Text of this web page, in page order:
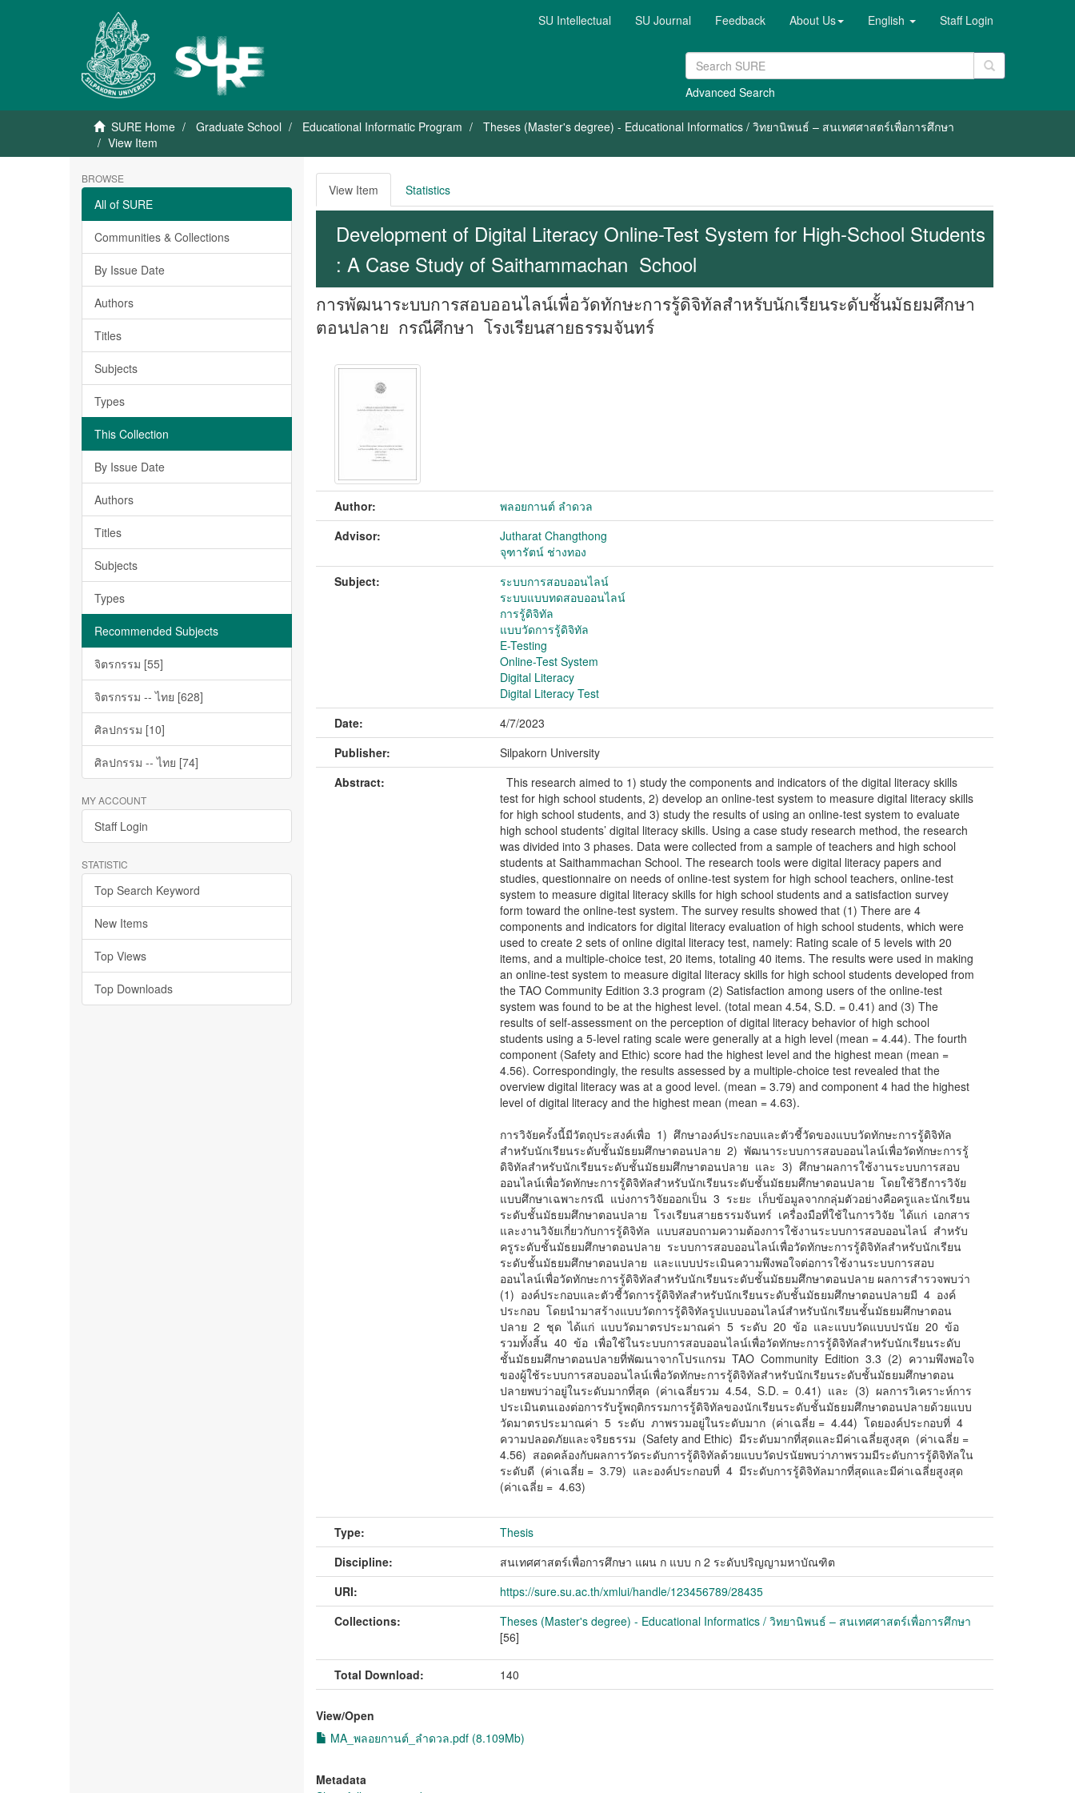
SU Intellectual SU Journal Feedback About Us English Staff Login
Advanced Search
SURE Home Graduate School Educational Informatic Program
Theses (Master's degree) - Educational Informatics / วิทยานิพนธ์ – สนเทศศาสตร์เพื่อการศึกษา
View Item
BROWSE
All of SURE
Communities & Collections
By Issue Date
Authors
Titles
Subjects
Types
This Collection
By Issue Date
Authors
Titles
Subjects
Types
Recommended Subjects
จิตรกรรม [55]
จิตรกรรม -- ไทย [628]
ศิลปกรรม [10]
ศิลปกรรม -- ไทย [74]
MY ACCOUNT
Staff Login
STATISTIC
Top Search Keyword
New Items
Top Views
Top Downloads
View Item Statistics
Development of Digital Literacy Online-Test System for High-School Students
: A Case Study of Saithammachan School
การพัฒนาระบบการสอบออนไลน์เพื่อวัดทักษะการรู้ดิจิทัลสำหรับนักเรียนระดับชั้นมัธยมศึกษา
ตอนปลาย กรณีศึกษา โรงเรียนสายธรรมจันทร์
Author:
พลอยกานต์ ลำดวล
Advisor:
Jutharat Changthong
จุฑารัตน์ ช่างทอง
Subject:
ระบบการสอบออนไลน์
ระบบแบบทดสอบออนไลน์
การรู้ดิจิทัล
แบบวัดการรู้ดิจิทัล
E-Testing
Online-Test System
Digital Literacy
Digital Literacy Test
Date:
4/7/2023
Publisher:
Silpakorn University
Abstract:
This research aimed to 1) study the components and indicators of the digital literacy skills
test for high school students, 2) develop an online-test system to measure digital literacy skills
for high school students, and 3) study the results of using an online-test system to evaluate
high school students’ digital literacy skills. Using a case study research method, the research
was divided into 3 phases. Data were collected from a sample of teachers and high school
students at Saithammachan School. The research tools were digital literacy papers and
studies, questionnaire on needs of online-test system for high school teachers, online-test
system to measure digital literacy skills for high school students and a satisfaction survey
form toward the online-test system. The survey results showed that (1) There are 4
components and indicators for digital literacy evaluation of high school students, which were
used to create 2 sets of online digital literacy test, namely: Rating scale of 5 levels with 20
items, and a multiple-choice test, 20 items, totaling 40 items. The results were used in making
an online-test system to measure digital literacy skills for high school students developed from
the TAO Community Edition 3.3 program (2) Satisfaction among users of the online-test
system was found to be at the highest level. (total mean 4.54, S.D. = 0.41) and (3) The
results of self-assessment on the perception of digital literacy behavior of high school
students using a 5-level rating scale were generally at a high level (mean = 4.44). The fourth
component (Safety and Ethic) score had the highest level and the highest mean (mean =
4.56). Correspondingly, the results assessed by a multiple-choice test revealed that the
overview digital literacy was at a good level. (mean = 3.79) and component 4 had the highest
level of digital literacy and the highest mean (mean = 4.63).
การวิจัยครั้งนี้มีวัตถุประสงค์เพื่อ 1) ศึกษาองค์ประกอบและตัวชี้วัดของแบบวัดทักษะการรู้ดิจิทัล
สำหรับนักเรียนระดับชั้นมัธยมศึกษาตอนปลาย 2) พัฒนาระบบการสอบออนไลน์เพื่อวัดทักษะการรู้
ดิจิทัลสำหรับนักเรียนระดับชั้นมัธยมศึกษาตอนปลาย และ 3) ศึกษาผลการใช้งานระบบการสอบ
ออนไลน์เพื่อวัดทักษะการรู้ดิจิทัลสำหรับนักเรียนระดับชั้นมัธยมศึกษาตอนปลาย โดยใช้วิธีการวิจัย
แบบศึกษาเฉพาะกรณี แบ่งการวิจัยออกเป็น 3 ระยะ เก็บข้อมูลจากกลุ่มตัวอย่างคือครูและนักเรียน
ระดับชั้นมัธยมศึกษาตอนปลาย โรงเรียนสายธรรมจันทร์ เครื่องมือที่ใช้ในการวิจัย ได้แก่ เอกสาร
และงานวิจัยเกี่ยวกับการรู้ดิจิทัล แบบสอบถามความต้องการใช้งานระบบการสอบออนไลน์ สำหรับ
ครูระดับชั้นมัธยมศึกษาตอนปลาย ระบบการสอบออนไลน์เพื่อวัดทักษะการรู้ดิจิทัลสำหรับนักเรียน
ระดับชั้นมัธยมศึกษาตอนปลาย และแบบประเมินความพึงพอใจต่อการใช้งานระบบการสอบ
ออนไลน์เพื่อวัดทักษะการรู้ดิจิทัลสำหรับนักเรียนระดับชั้นมัธยมศึกษาตอนปลาย ผลการสำรวจพบว่า
(1) องค์ประกอบและตัวชี้วัดการรู้ดิจิทัลสำหรับนักเรียนระดับชั้นมัธยมศึกษาตอนปลายมี 4 องค์
ประกอบ โดยนำมาสร้างแบบวัดการรู้ดิจิทัลรูปแบบออนไลน์สำหรับนักเรียนชั้นมัธยมศึกษาตอน
ปลาย 2 ชุด ได้แก่ แบบวัดมาตรประมาณค่า 5 ระดับ 20 ข้อ และแบบวัดแบบปรนัย 20 ข้อ
รวมทั้งสิ้น 40 ข้อ เพื่อใช้ในระบบการสอบออนไลน์เพื่อวัดทักษะการรู้ดิจิทัลสำหรับนักเรียนระดับ
ชั้นมัธยมศึกษาตอนปลายที่พัฒนาจากโปรแกรม TAO Community Edition 3.3 (2) ความพึงพอใจ
ของผู้ใช้ระบบการสอบออนไลน์เพื่อวัดทักษะการรู้ดิจิทัลสำหรับนักเรียนระดับชั้นมัธยมศึกษาตอน
ปลายพบว่าอยู่ในระดับมากที่สุด (ค่าเฉลี่ยรวม 4.54, S.D. = 0.41) และ (3) ผลการวิเคราะห์การ
ประเมินตนเองต่อการรับรู้พฤติกรรมการรู้ดิจิทัลของนักเรียนระดับชั้นมัธยมศึกษาตอนปลายด้วยแบบ
วัดมาตรประมาณค่า 5 ระดับ ภาพรวมอยู่ในระดับมาก (ค่าเฉลี่ย = 4.44) โดยองค์ประกอบที่ 4
ความปลอดภัยและจริยธรรม (Safety and Ethic) มีระดับมากที่สุดและมีค่าเฉลี่ยสูงสุด (ค่าเฉลี่ย =
4.56) สอดคล้องกับผลการวัดระดับการรู้ดิจิทัลด้วยแบบวัดปรนัยพบว่าภาพรวมมีระดับการรู้ดิจิทัลใน
ระดับดี (ค่าเฉลี่ย = 3.79) และองค์ประกอบที่ 4 มีระดับการรู้ดิจิทัลมากที่สุดและมีค่าเฉลี่ยสูงสุด
(ค่าเฉลี่ย = 4.63)
Type:
Thesis
Discipline:
สนเทศศาสตร์เพื่อการศึกษา แผน ก แบบ ก 2 ระดับปริญญามหาบัณฑิต
URI:
https://sure.su.ac.th/xmlui/handle/123456789/28435
Collections:
Theses (Master's degree) - Educational Informatics / วิทยานิพนธ์ – สนเทศศาสตร์เพื่อการศึกษา
[56]
Total Download: 140
View/Open
MA_พลอยกานต์_ลำดวล.pdf (8.109Mb)
Metadata